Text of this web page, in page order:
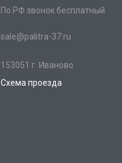
По РФ звонок бесплатный
sale@palitra-37.ru
153051 г. Иваново
Схема проезда